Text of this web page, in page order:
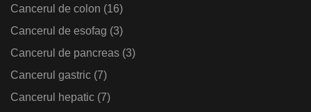
Cancerul de colon (16)
Cancerul de esofag (3)
Cancerul de pancreas (3)
Cancerul gastric (7)
Cancerul hepatic (7)